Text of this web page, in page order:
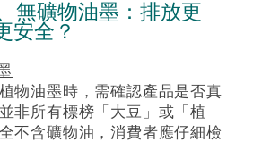
無礦物油墨：排放更
安全？
物油墨時，需確認產品是否真
非所有標榜「大豆」或「植
不含礦物油，消費者應仔細檢